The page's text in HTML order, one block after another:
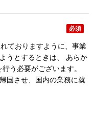
必須
ておりますように、事業
うとするときは、 あらか
う必要がございます。
国させ、国内の業務に就